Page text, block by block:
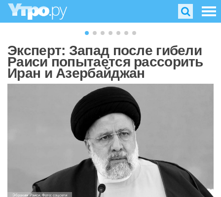
Эксперт: Запад после гибели
Раиси попытается рассорить
Иран и Азербайджан
Эбрахим Раиси. Фото: соцсети